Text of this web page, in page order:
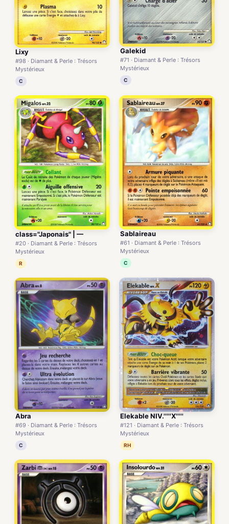
Lixy
#98 · Diamant & Perle : Trésors
Mystérieux
C
Galekid
#71 · Diamant & Perle : Trésors
Mystérieux
C
class="Japonais" | —
#20 · Diamant & Perle : Trésors
Mystérieux
R
Sablaireau
#61 · Diamant & Perle : Trésors
Mystérieux
C
Abra
#69 · Diamant & Perle : Trésors
Mystérieux
C
Elekable NIV.'''''X'''''
#121 · Diamant & Perle : Trésors
Mystérieux
RH